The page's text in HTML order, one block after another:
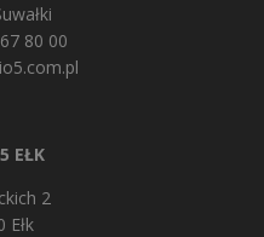
80 00
EŁK
2
Ełk